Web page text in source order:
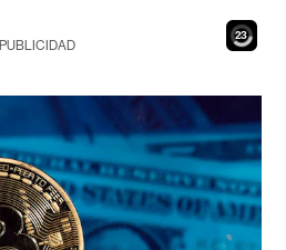
21
PUBLICIDAD